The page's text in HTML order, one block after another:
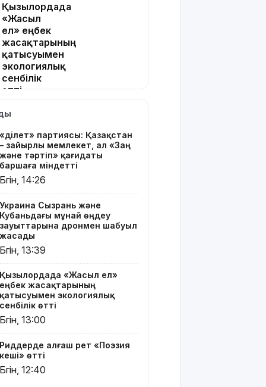
Қызылордада
«Жасыл
ел» еңбек
жасақтарының
қатысуымен
экологиялық
сенбілік
өтті
Риддерде
«Поэзия
кеші» өтті
"Қорғансыз
күндерім
болды":
Дариға
Бадықова
елге
айтпаған
құпиясын
жайып
салды
TikTok-тағы
эфирі үшін
Тараз
тұрғыны 5
тәулікке
«Әділет» партиясы: Қазақстан
– зайырлы мемлекет, ал «Заң
және тәртіп» қағидаты
баршаға міндетті
Бүгін, 14:26
Украина Сызрань және
Кубаньдағы мұнай өңдеу
зауыттарына дронмен шабуыл
жасады
Бүгін, 13:39
Қызылордада «Жасыл ел»
еңбек жасақтарының
қатысуымен экологиялық
сенбілік өтті
Бүгін, 13:00
Риддерде алғаш рет «Поэзия
кеші» өтті
Бүгін, 12:40